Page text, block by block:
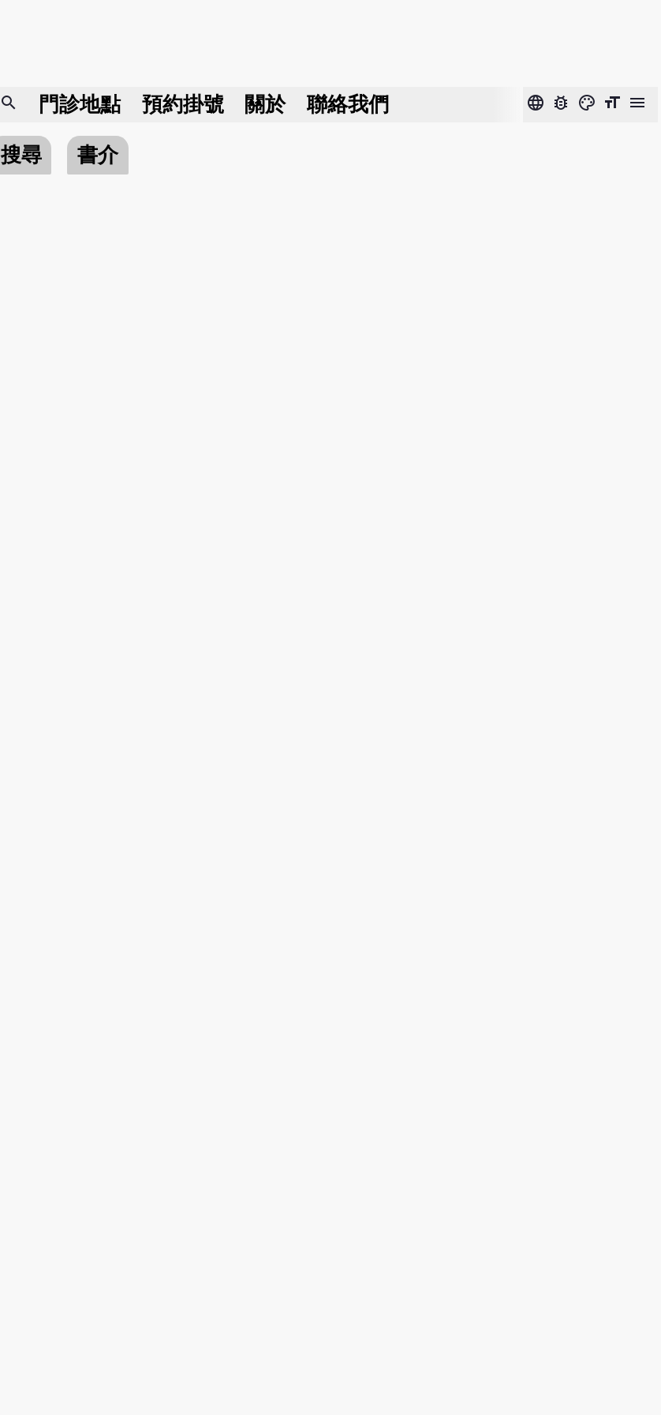
search 門診地點 預約掛號 關於 聯絡我們 language bug_report color_lens format_size menu
搜尋
書介